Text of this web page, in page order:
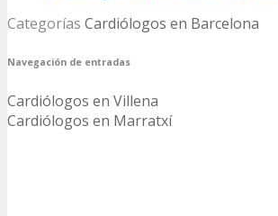
Categorías Cardiólogos en Barcelona
Navegación de entradas
Cardiólogos en Villena
Cardiólogos en Marratxí